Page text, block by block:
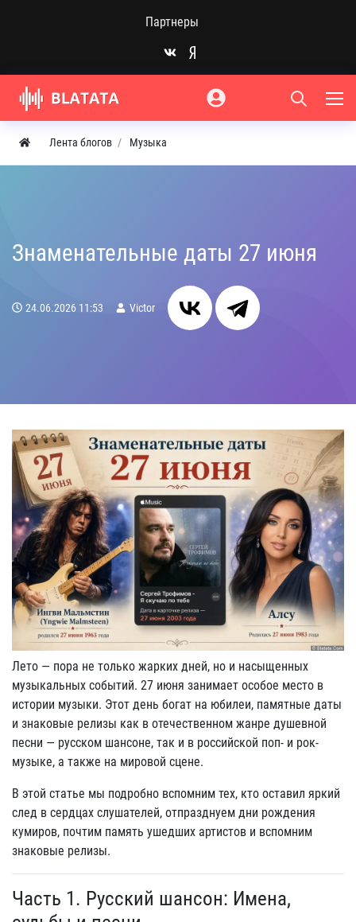
Партнеры
Лента блогов Музыка
Знаменательные даты 27 июня
24.06.2026 11:53 Victor
Лето — пора не только жарких дней, но и насыщенных
музыкальных событий. 27 июня занимает особое место в
истории музыки. Этот день богат на юбилеи, памятные даты
и знаковые релизы как в отечественном жанре душевной
песни — русском шансоне, так и в российской поп- и рок-
музыке, а также на мировой сцене.
В этой статье мы подробно вспомним тех, кто оставил яркий
след в сердцах слушателей, отпразднуем дни рождения
кумиров, почтим память ушедших артистов и вспомним
знаковые релизы.
Часть 1. Русский шансон: Имена,